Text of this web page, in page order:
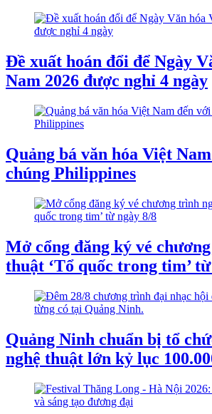
Đề xuất hoán đổi để Ngày
Nam 2026 được nghỉ 4 ngày
Quảng bá văn hóa Việt
chúng Philippines
Mở cổng đăng ký vé
thuật ‘Tổ quốc trong tim’
Quảng Ninh chuẩn bị tổ
nghệ thuật lớn kỷ lục